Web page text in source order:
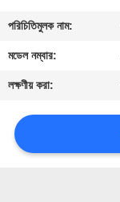
গুণমান
নিয়ন্ত্রণ
আমাদের
সাথে
পরিচিতিমুলক নাম:
মডেল নম্বার:
লক্ষণীয় করা: